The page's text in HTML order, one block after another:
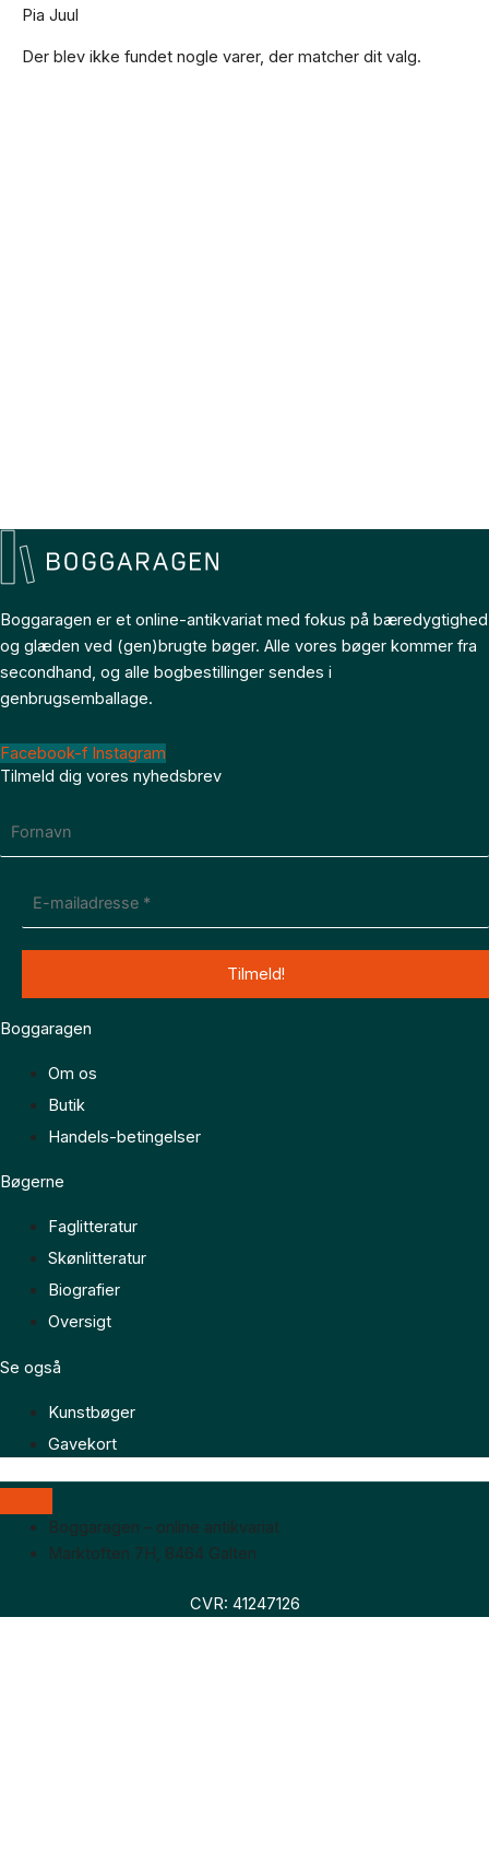
Pia Juul
Der blev ikke fundet nogle varer, der matcher dit valg.
Boggaragen er et online-antikvariat med fokus på bæredygtighed
og glæden ved (gen)brugte bøger. Alle vores bøger kommer fra
secondhand, og alle bogbestillinger sendes i
genbrugsemballage.
Facebook-f Instagram
Tilmeld dig vores nyhedsbrev
Boggaragen
Om os
Butik
Handels-betingelser
Bøgerne
Faglitteratur
Skønlitteratur
Biografier
Oversigt
Se også
Kunstbøger
Gavekort
Boggaragen – online antikvariat
Marktoften 7H, 8464 Galten
CVR: 41247126